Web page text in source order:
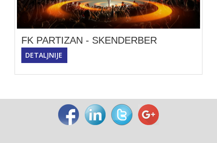
FK PARTIZAN - SKENDERBER
DETALJNIJE